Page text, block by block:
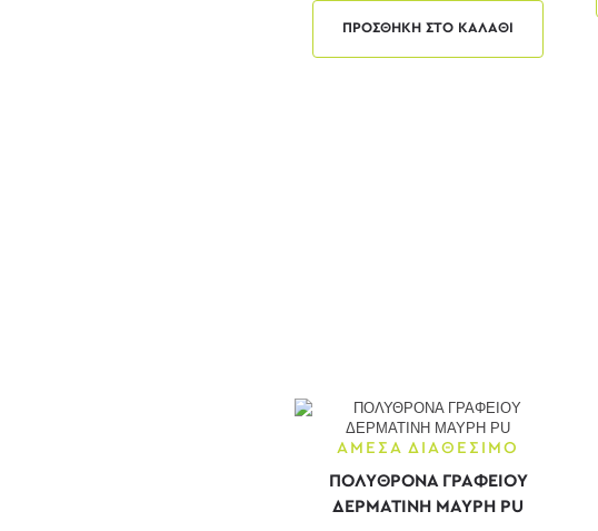
ΠΡΟΣΘΗΚΗ ΣΤΟ ΚΑΛΑΘΙ
ΑΜΕΣΑ ΔΙΑΘΕΣΙΜΟ
ΠΟΛΥΘΡΟΝΑ ΓΡΑΦΕΙΟΥ
ΔΕΡΜΑΤΙΝΗ ΜΑΥΡΗ PU